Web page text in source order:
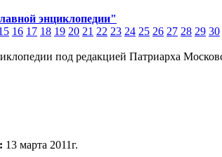
энциклопедии"
16 17 18 19 20 21 22 23 24 25 26 27 28 29 30
под редакцией Патриарха
13 марта 2011г.